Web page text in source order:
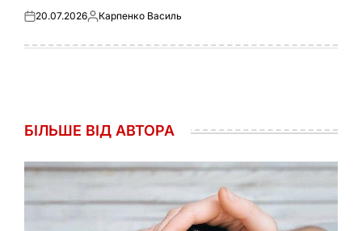
Оприлюднено
20.07.2026Опубліковано
Карпенко Василь
БІЛЬШЕ ВІД АВТОРА